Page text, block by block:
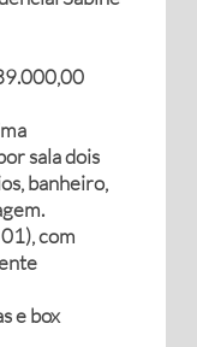
sala dois
banheiro,
com
e box